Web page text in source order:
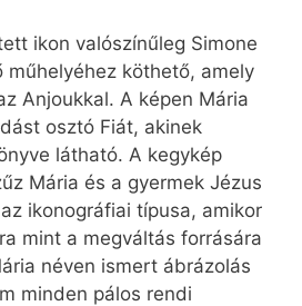
ikon valószínűleg Simone
köthető, amely
Anjoukkal. A képen Mária
osztó Fiát, akinek
látható. A kegykép
Mária és a gyermek Jézus
ikonográfiai típusa, amikor
mint a megváltás forrására
néven ismert ábrázolás
minden pálos rendi